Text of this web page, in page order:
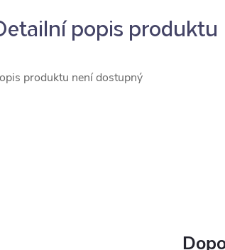
popis produktu
produktu není dostupný